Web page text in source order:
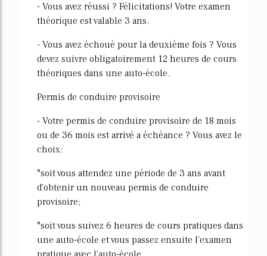
- Vous avez réussi ? Félicitations! Votre examen
théorique est valable 3 ans.
- Vous avez échoué pour la deuxième fois ? Vous
devez suivre obligatoirement 12 heures de cours
théoriques dans une auto-école.
Permis de conduire provisoire
- Votre permis de conduire provisoire de 18 mois
ou de 36 mois est arrivé a échéance ? Vous avez le
choix:
°soit vous attendez une période de 3 ans avant
d'obtenir un nouveau permis de conduire
provisoire;
°soit vous suivez 6 heures de cours pratiques dans
une auto-école et vous passez ensuite l'examen